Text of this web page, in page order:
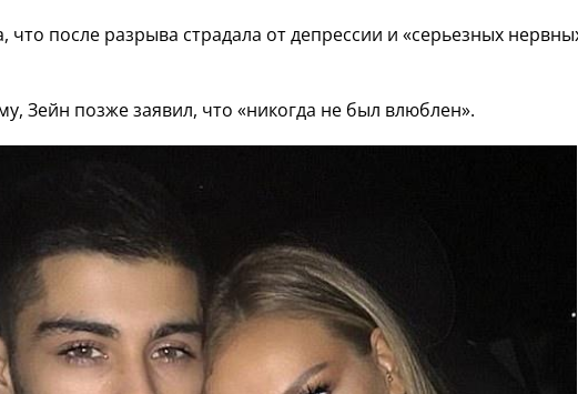
что после разрыва страдала от депрессии и «серьезных
Зейн позже заявил, что «никогда не был влюблен».